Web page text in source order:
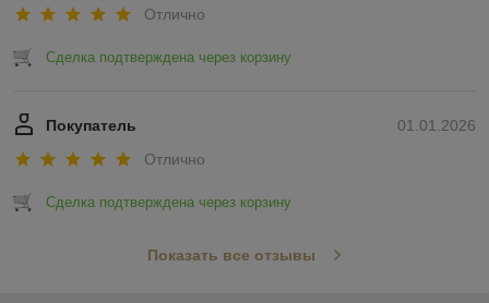
Отлично
Сделка подтверждена через корзину
01.01.2026
Покупатель
Отлично
Сделка подтверждена через корзину
Показать все отзывы